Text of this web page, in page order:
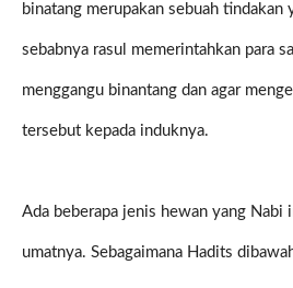
binatang merupakan sebuah tindakan
sebabnya rasul memerintahkan para
menggangu binantang dan agar
tersebut kepada induknya.
Ada beberapa jenis hewan yang Nabi
umatnya. Sebagaimana Hadits